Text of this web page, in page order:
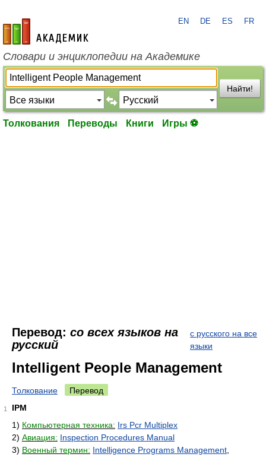
academic.ru
EN DE ES FR
Словари и энциклопедии на Академике
Найти!
Толкования Переводы Книги Игры ⚽
Перевод: со всех языков на
русский
с русского на все
языки
Intelligent People Management
Толкование Перевод
1
IPM
1) Компьютерная техника: Irs Pcr Multiplex
2) Авиация: Inspection Procedures Manual
3) Военный термин: Intelligence Programs Management